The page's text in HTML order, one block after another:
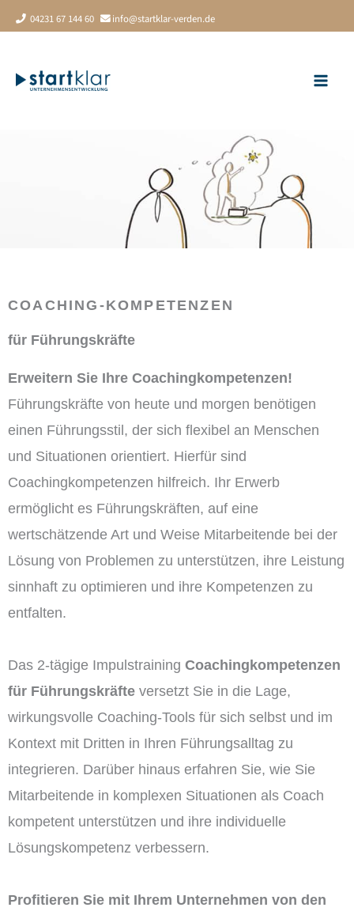
Zum
Inhalt
04231 67 144 60 info@startklar-verden.de
COACHING-KOMPETENZEN
für Führungskräfte
Erweitern Sie Ihre Coachingkompetenzen!
Führungskräfte von heute und morgen benötigen
einen Führungsstil, der sich flexibel an Menschen
und Situationen orientiert. Hierfür sind
Coachingkompetenzen hilfreich. Ihr Erwerb
ermöglicht es Führungskräften, auf eine
wertschätzende Art und Weise Mitarbeitende bei der
Lösung von Problemen zu unterstützen, ihre Leistung
sinnhaft zu optimieren und ihre Kompetenzen zu
entfalten.
Das 2-tägige Impulstraining Coachingkompetenzen
für Führungskräfte versetzt Sie in die Lage,
wirkungsvolle Coaching-Tools für sich selbst und im
Kontext mit Dritten in Ihren Führungsalltag zu
integrieren. Darüber hinaus erfahren Sie, wie Sie
Mitarbeitende in komplexen Situationen als Coach
kompetent unterstützen und ihre individuelle
Lösungskompetenz verbessern.
Profitieren Sie mit Ihrem Unternehmen von den